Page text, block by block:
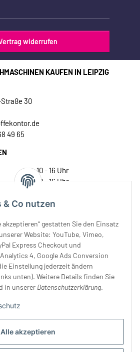
Alle akzeptieren
& Co nutzen
akzeptieren“ gestatten Sie den Einsatz
Website: YouTube, Vimeo,
Express Checkout und
4, Google Ads Conversion
Einstellung jederzeit ändern
unten). Weitere Details finden Sie
in unserer Datenschutzerklärung.
widerrufen
KAUFEN IN LEIPZIG
30
49 65
10 - 16 Uhr
10 - 16 Uhr
10 - 18 Uhr
10 - 14 Uhr